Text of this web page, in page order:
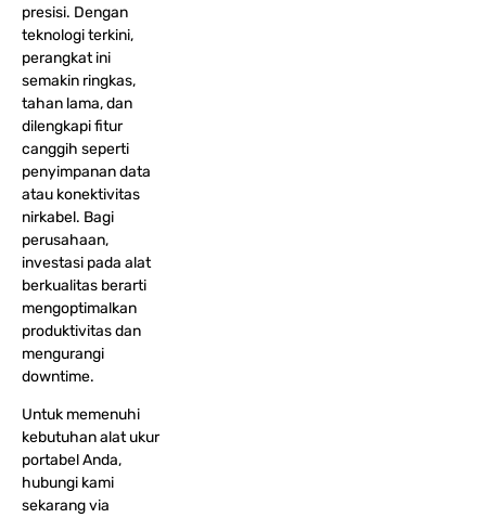
presisi. Dengan
teknologi terkini,
perangkat ini
semakin ringkas,
tahan lama, dan
dilengkapi fitur
canggih seperti
penyimpanan data
atau konektivitas
nirkabel. Bagi
perusahaan,
investasi pada alat
berkualitas berarti
mengoptimalkan
produktivitas dan
mengurangi
downtime.
Untuk memenuhi
kebutuhan alat ukur
portabel Anda,
hubungi kami
sekarang via